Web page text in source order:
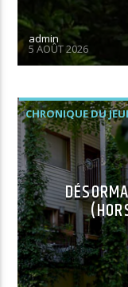
admin
5 AOÛT 2026
CHRONIQUE DU